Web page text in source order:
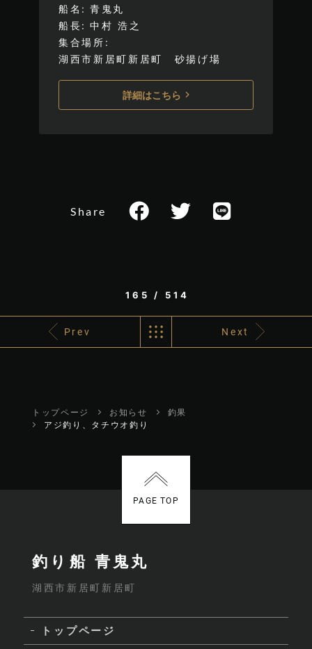
船名
青鬼丸
船長
中村 浩之
集合場所
湖西市新居町新居町 砂揚げ場
詳細はこちら
Share
165 / 514
Prev Next
トップページ お知らせ
釣果
アジ釣り、タチウオ釣り
PAGE TOP
釣り船 青鬼丸
湖西市新居町新居町
トップページ